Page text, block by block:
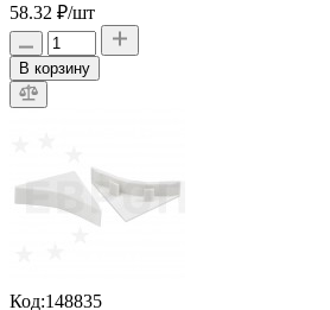
58.32 ₽/шт
В корзину
Код:148835